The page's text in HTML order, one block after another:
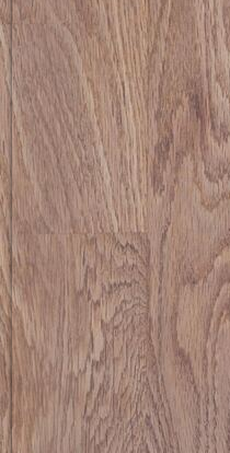
picture-2600 (16)